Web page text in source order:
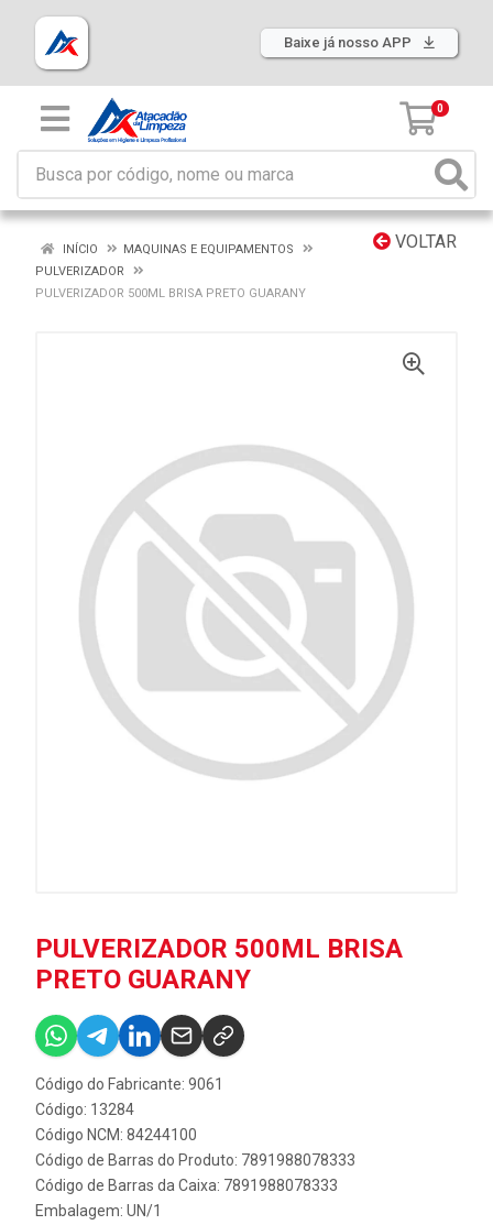
Baixe já nosso APP
0
VOLTAR
INÍCIO
MAQUINAS E EQUIPAMENTOS
PULVERIZADOR
PULVERIZADOR 500ML BRISA PRETO GUARANY
PULVERIZADOR 500ML BRISA
PRETO GUARANY
Código do Fabricante: 9061
Código: 13284
Código NCM: 84244100
Código de Barras do Produto: 7891988078333
Código de Barras da Caixa: 7891988078333
Embalagem: UN/1